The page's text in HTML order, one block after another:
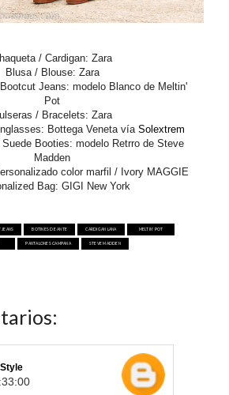
/ Cardigan: Zara
Blusa / Blouse: Zara
Jeans: modelo Blanco de Meltin'
Pot
/ Bracelets: Zara
Bottega Veneta vía Solextrem
Booties: modelo Retrro de Steve
Madden
color marfil / Ivory MAGGIE
Bag: GIGI New York
JEANS BOTINES DE ANTE CARDIGAN LANA MELTIN' POT
PANTALONES CAMPANA STEVE MADDEN